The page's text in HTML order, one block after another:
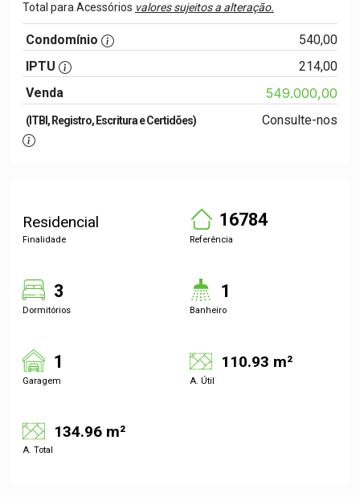
Total para Acessórios valores sujeitos a alteração.
Condomínio
540,00
IPTU
214,00
Venda
549.000,00
(ITBI, Registro, Escritura e Certidões) Consulte-nos
Residencial
Finalidade
16784
Referência
3
Dormitórios
1
Banheiro
1
Garagem
110.93 m²
A. Útil
134.96 m²
A. Total